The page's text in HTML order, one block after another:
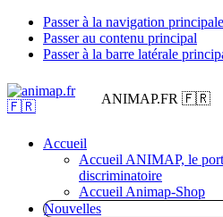
Passer à la navigation principale
Passer au contenu principal
Passer à la barre latérale
ANIMAP.FR 🇫🇷
Accueil
Accueil ANIMAP, le
discriminatoire
Accueil Animap-Shop
Nouvelles